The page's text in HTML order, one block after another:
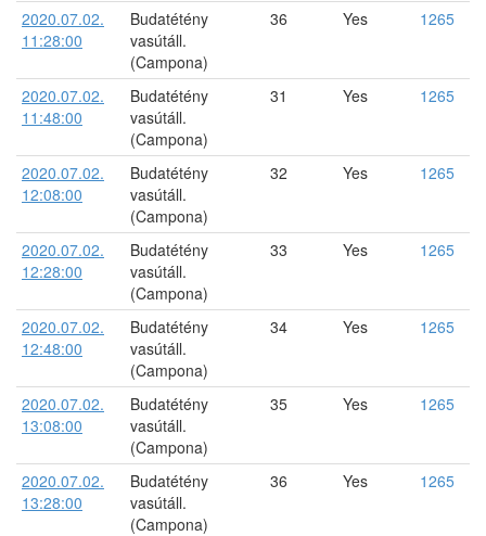
2020.07.02.
11:28:00
Budatétény
vasútáll.
(Campona)
36 Yes 1265
2020.07.02.
11:48:00
Budatétény
vasútáll.
(Campona)
31 Yes 1265
2020.07.02.
12:08:00
Budatétény
vasútáll.
(Campona)
32 Yes 1265
2020.07.02.
12:28:00
Budatétény
vasútáll.
(Campona)
33 Yes 1265
2020.07.02.
12:48:00
Budatétény
vasútáll.
(Campona)
34 Yes 1265
2020.07.02.
13:08:00
Budatétény
vasútáll.
(Campona)
35 Yes 1265
2020.07.02.
13:28:00
Budatétény
vasútáll.
(Campona)
36 Yes 1265